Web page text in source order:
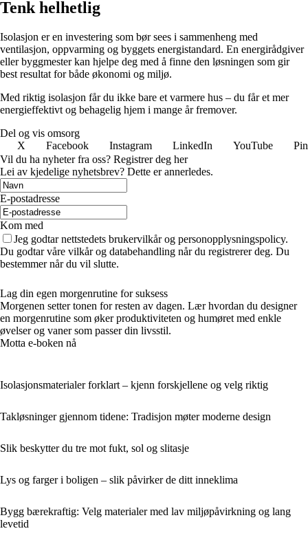
Tenk helhetlig
Isolasjon er en investering som bør sees i sammenheng med
ventilasjon, oppvarming og byggets energistandard. En energirådgiver
eller byggmester kan hjelpe deg med å finne den løsningen som gir
best resultat for både økonomi og miljø.
Med riktig isolasjon får du ikke bare et varmere hus – du får et mer
energieffektivt og behagelig hjem i mange år fremover.
Del og vis omsorg
X
Facebook Instagram LinkedIn YouTube
Vil du ha nyheter fra oss? Registrer deg her
Lei av kjedelige nyhetsbrev? Dette er annerledes.
E-postadresse
Kom med
Jeg godtar nettstedets brukervilkår og personopplysningspolicy.
Du godtar våre vilkår og databehandling når du registrerer deg. Du
bestemmer når du vil slutte.
Lag din egen morgenrutine for suksess
Morgenen setter tonen for resten av dagen. Lær hvordan du designer
en morgenrutine som øker produktiviteten og humøret med enkle
øvelser og vaner som passer din livsstil.
Motta e-boken nå
Isolasjonsmaterialer forklart – kjenn forskjellene og velg riktig
Takløsninger gjennom tidene: Tradisjon møter moderne design
Slik beskytter du tre mot fukt, sol og slitasje
Lys og farger i boligen – slik påvirker de ditt inneklima
Bygg bærekraftig: Velg materialer med lav miljøpåvirkning og lang
levetid